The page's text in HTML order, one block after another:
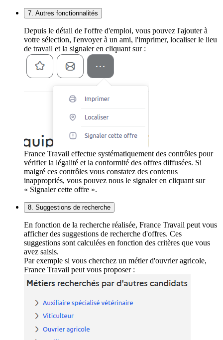
7. Autres fonctionnalités
Depuis le détail de l'offre d'emploi, vous pouvez l'ajouter à
votre sélection, l'envoyer à un ami, l'imprimer, localiser le lieu
de travail et la signaler en cliquant sur :
France Travail effectue systématiquement des contrôles pour
vérifier la légalité et la conformité des offres diffusées. Si
malgré ces contrôles vous constatez des contenus
inappropriés, vous pouvez nous le signaler en cliquant sur
« Signaler cette offre ».
8. Suggestions de recherche
En fonction de la recherche réalisée, France Travail peut vous
afficher des suggestions de recherche d'offres. Ces
suggestions sont calculées en fonction des critères que vous
avez saisis.
Par exemple si vous cherchez un métier d'ouvrier agricole,
France Travail peut vous proposer :